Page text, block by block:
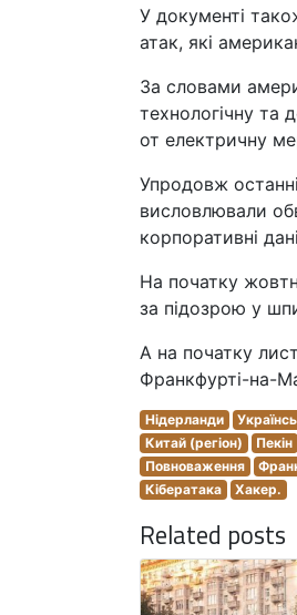
У документі
атак, які
За словами
технологічну та
от електричну
Упродовж
висловлювали
корпоративні
На початку
за підозрою у
А на початку
Франкфурті-на-
Нідерланди
Китай (регіон)
Пекін
Повноваження
Кібератака
Хакер.
Related posts